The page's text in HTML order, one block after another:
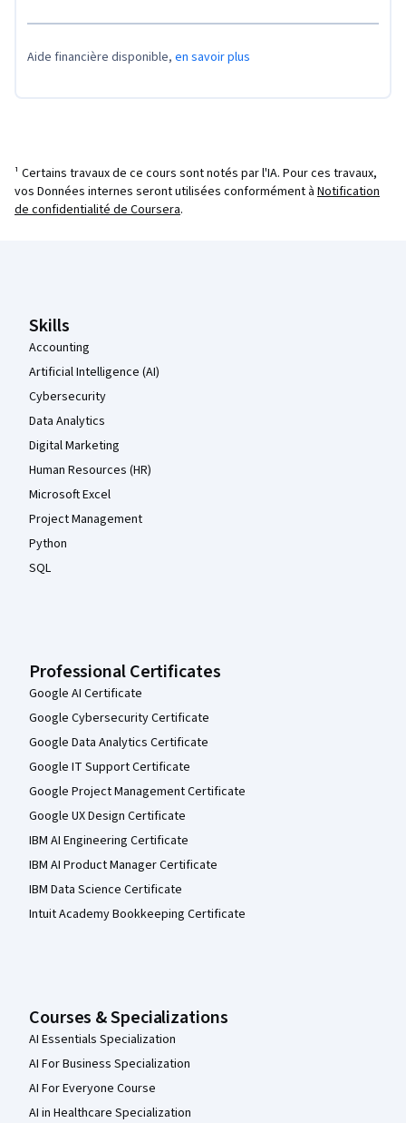
Aide financière disponible, en savoir plus
¹ Certains travaux de ce cours sont notés par l'IA. Pour ces travaux,
vos Données internes seront utilisées conformément à Notification
de confidentialité de Coursera.
Skills
Accounting
Artificial Intelligence (AI)
Cybersecurity
Data Analytics
Digital Marketing
Human Resources (HR)
Microsoft Excel
Project Management
Python
SQL
Professional Certificates
Google AI Certificate
Google Cybersecurity Certificate
Google Data Analytics Certificate
Google IT Support Certificate
Google Project Management Certificate
Google UX Design Certificate
IBM AI Engineering Certificate
IBM AI Product Manager Certificate
IBM Data Science Certificate
Intuit Academy Bookkeeping Certificate
Courses & Specializations
AI Essentials Specialization
AI For Business Specialization
AI For Everyone Course
AI in Healthcare Specialization